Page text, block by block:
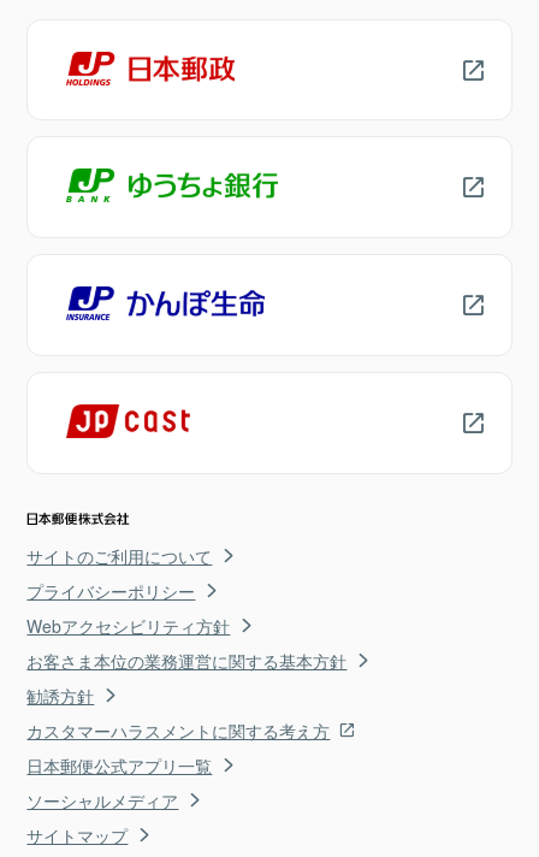
サイトのご利用について
プライバシーポリシー
Webアクセシビリティ方針
お客さま本位の業務運営に関する基本方針
勧誘方針
カスタマーハラスメントに関する考え方
日本郵便公式アプリ一覧
ソーシャルメディア
サイトマップ